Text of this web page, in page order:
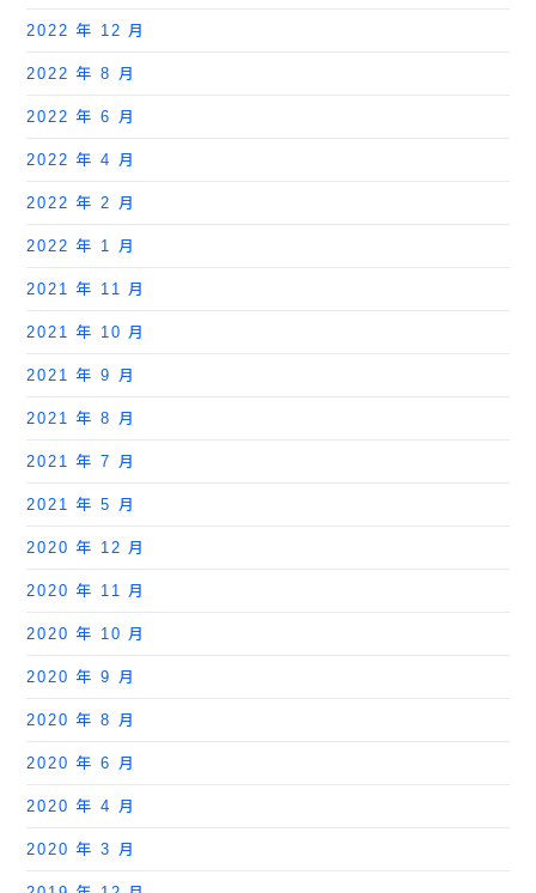
2022 年 12 月
2022 年 8 月
2022 年 6 月
2022 年 4 月
2022 年 2 月
2022 年 1 月
2021 年 11 月
2021 年 10 月
2021 年 9 月
2021 年 8 月
2021 年 7 月
2021 年 5 月
2020 年 12 月
2020 年 11 月
2020 年 10 月
2020 年 9 月
2020 年 8 月
2020 年 6 月
2020 年 4 月
2020 年 3 月